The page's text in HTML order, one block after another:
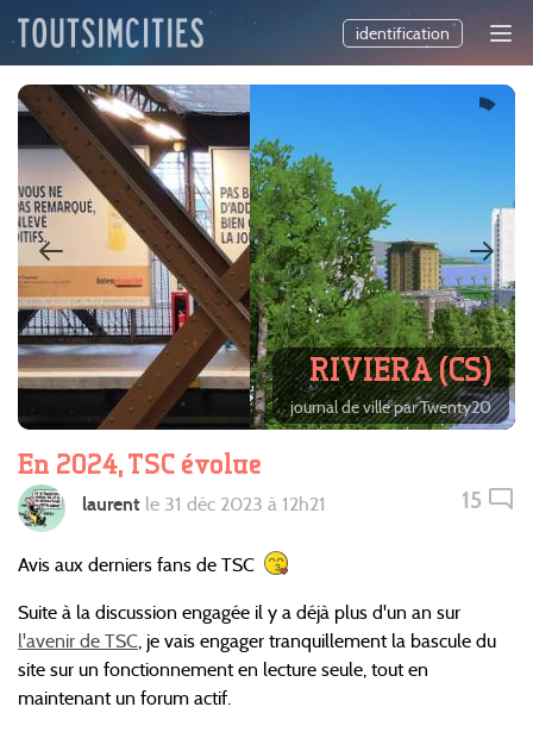
identification
RIVIERA (CS)
journal de ville par Twenty20
En 2024, TSC évolue
laurent le 31 déc 2023 à 12h21 15
Avis aux derniers fans de TSC
Suite à la discussion engagée il y a déjà plus d'un an sur
l'avenir de TSC, je vais engager tranquillement la bascule du
site sur un fonctionnement en lecture seule, tout en
maintenant un forum actif.